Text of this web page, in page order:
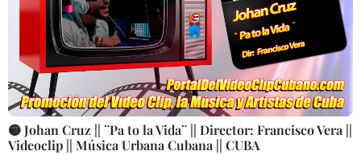
🟡 Johan Cruz || ¨Pa to la Vida¨ || Director: Francisco Vera ||
Videoclip || Música Urbana Cubana || CUBA